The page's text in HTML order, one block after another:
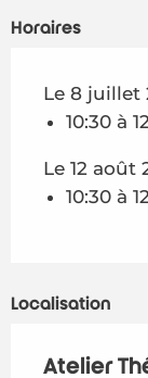
Horaires
Le 8 juillet
10:30 à
Le 12 août
10:30 à
Localisation
Atelier